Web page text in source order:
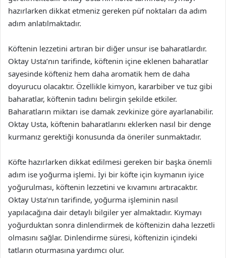
hazırlarken dikkat etmeniz gereken püf noktaları da adım
adım anlatılmaktadır.
Köftenin lezzetini artıran bir diğer unsur ise baharatlardır.
Oktay Usta’nın tarifinde, köftenin içine eklenen baharatlar
sayesinde köfteniz hem daha aromatik hem de daha
doyurucu olacaktır. Özellikle kimyon, kararbiber ve tuz gibi
baharatlar, köftenin tadını belirgin şekilde etkiler.
Baharatların miktarı ise damak zevkinize göre ayarlanabilir.
Oktay Usta, köftenin baharatlarını eklerken nasıl bir denge
kurmanız gerektiği konusunda da öneriler sunmaktadır.
Köfte hazırlarken dikkat edilmesi gereken bir başka önemli
adım ise yoğurma işlemi. İyi bir köfte için kıymanın iyice
yoğurulması, köftenin lezzetini ve kıvamını artıracaktır.
Oktay Usta’nın tarifinde, yoğurma işleminin nasıl
yapılacağına dair detaylı bilgiler yer almaktadır. Kıymayı
yoğurduktan sonra dinlendirmek de köftenizin daha lezzetli
olmasını sağlar. Dinlendirme süresi, köftenizin içindeki
tatların oturmasına yardımcı olur.